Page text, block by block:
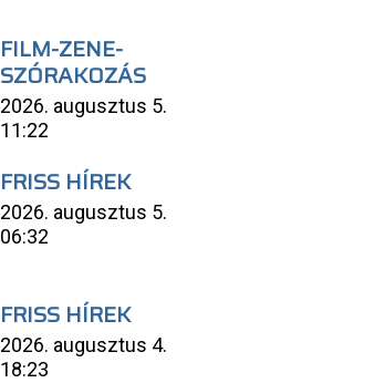
FILM-ZENE-
SZÓRAKOZÁS
2026. augusztus 5.
11:22
FRISS HÍREK
2026. augusztus 5.
06:32
FRISS HÍREK
2026. augusztus 4.
18:23